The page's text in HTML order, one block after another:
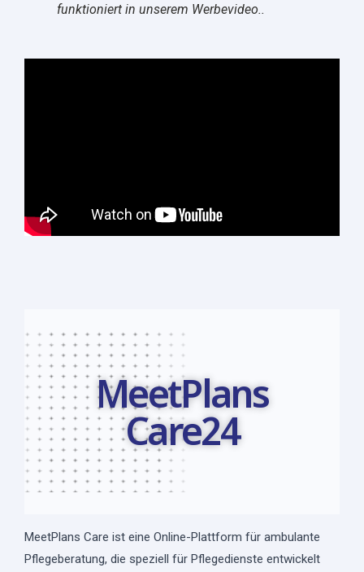
funktioniert in unserem Werbevideo..
MeetPlans
Care24
MeetPlans Care ist eine Online-Plattform für ambulante
Pflegeberatung, die speziell für Pflegedienste entwickelt